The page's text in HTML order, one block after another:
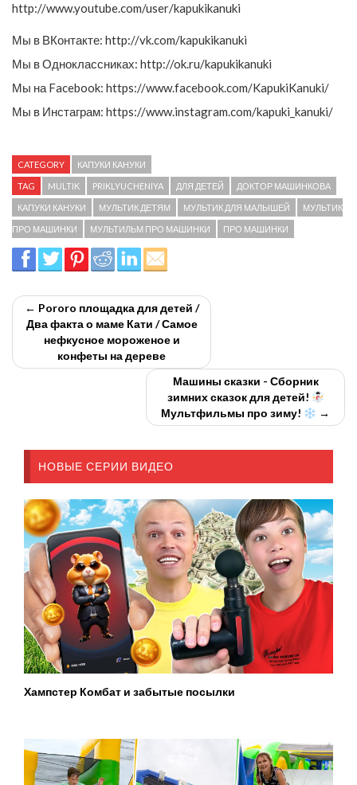
http://www.youtube.com/user/kapukikanuki
Мы в ВКонтакте: http://vk.com/kapukikanuki
Мы в Одноклассниках: http://ok.ru/kapukikanuki
Мы на Facebook: https://www.facebook.com/KapukiKanuki/
Мы в Инстаграм: https://www.instagram.com/kapuki_kanuki/
CATEGORY КАПУКИ КАНУКИ
TAG MULTIK PRIKLYUCHENIYA ДЛЯ ДЕТЕЙ ДОКТОР МАШИНКОВА
КАПУКИ КАНУКИ МУЛЬТИК ДЕТЯМ МУЛЬТИК ДЛЯ МАЛЫШЕЙ МУЛЬТИК
ПРО МАШИНКИ МУЛЬТИЛЬМ ПРО МАШИНКИ ПРО МАШИНКИ
← Pororo площадка для детей /
Два факта о маме Кати / Самое
нефкусное мороженое и
конфеты на дереве
Машины сказки - Сборник
зимних сказок для детей!
Мультфильмы про зиму!
→
НОВЫЕ СЕРИИ ВИДЕО
Хампстер Комбат и забытые посылки